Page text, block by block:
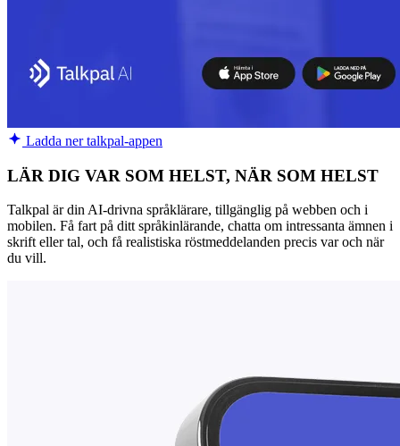
Ladda ner talkpal-appen
LÄR DIG VAR SOM HELST, NÄR SOM HELST
Talkpal är din AI-drivna språklärare, tillgänglig på webben och i
mobilen. Få fart på ditt språkinlärande, chatta om intressanta ämnen i
skrift eller tal, och få realistiska röstmeddelanden precis var och när
du vill.